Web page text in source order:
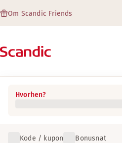
Om Scandic Friends
Hvorhen?
Kode / kupon Bonusnat